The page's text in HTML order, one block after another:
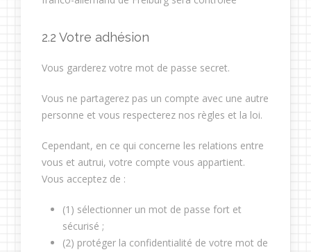
2.2 Votre adhésion
Vous garderez votre mot de passe secret.
Vous ne partagerez pas un compte avec une autre
personne et vous respecterez nos règles et la loi.
Cependant, en ce qui concerne les relations entre
vous et autrui, votre compte vous appartient.
Vous acceptez de :
(1) sélectionner un mot de passe fort et
sécurisé ;
(2) protéger la confidentialité de votre mot de